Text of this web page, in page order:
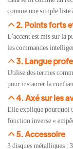
comme une simple liste
2. Points forts
L'accent est mis sur la
les commandes
3. Langue
Utilise des termes
pour instaurer la
4. Axé sur les
Elle explique pourquoi
fonction inverse «
5. Accessoire
3 disques métalliques